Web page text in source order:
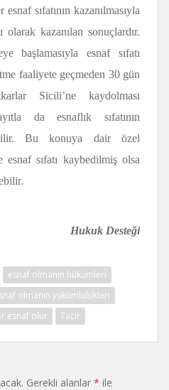
sıfatının kazanılmasıyla
olarak kazanılan sonuçlardır.
başlamasıyla esnaf sıfatı
faaliyete geçmeden 30 gün
Sicili’ne kaydolması
da esnaflık sıfatının
Bu konuya dair özel
esnaf sıfatı kaybedilmiş olsa
Hukuk Desteği
esnaf olmanın hükümleri
olmanın yükümlülükleri
esnaf olur Tacir
Gerekli alanlar * ile